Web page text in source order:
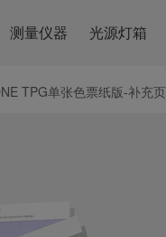
测量仪器 光源灯箱
TPG单张色票纸版-补充页